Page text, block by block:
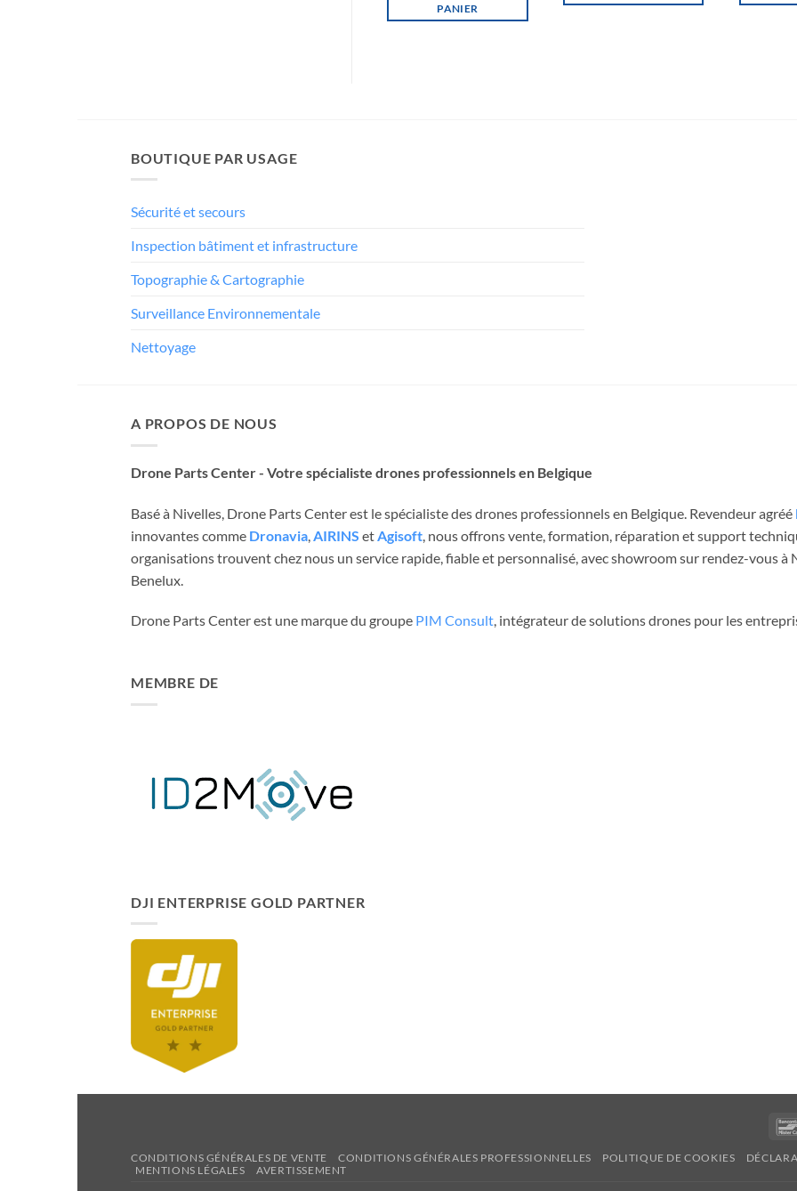
PANIER
BOUTIQUE PAR USAGE
Sécurité et secours
Inspection bâtiment et infrastructure
Topographie & Cartographie
Surveillance Environnementale
Nettoyage
A PROPOS DE NOUS
Drone Parts Center - Votre spécialiste drones professionnels en Belgique
Basé à Nivelles, Drone Parts Center est le spécialiste des drones professionnels en Belgique. Revendeur agréé
innovantes comme Dronavia AIRINS et Agisoft , nous offrons vente, formation, réparation et support
organisations trouvent chez nous un service rapide, fiable et personnalisé, avec showroom sur rendez-vous
Benelux.
Drone Parts Center est une marque du groupe PIM Consult, intégrateur de solutions drones pour les
MEMBRE DE
DJI ENTERPRISE GOLD PARTNER
CONDITIONS GÉNÉRALES DE VENTE CONDITIONS GÉNÉRALES PROFESSIONNELLES POLITIQUE DE COOKIES
MENTIONS LÉGALES
AVERTISSEMENT